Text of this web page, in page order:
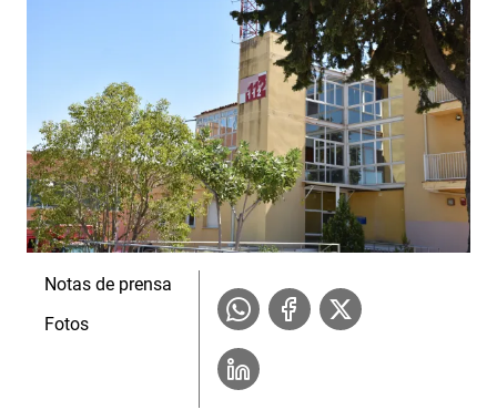
Notas de prensa
Fotos